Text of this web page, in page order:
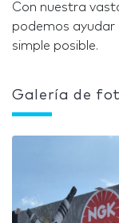
Con nuestra
podemos ayudar
simple posible.
Galería de